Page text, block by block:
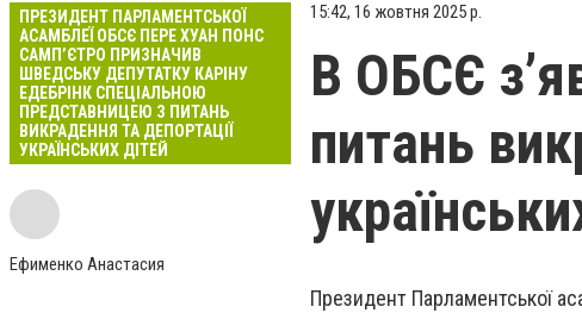
ПРЕЗИДЕНТ ПАРЛАМЕНТСЬКОЇ
АСАМБЛЕЇ ОБСЄ ПЕРЕ ХУАН ПОНС
САМП’ЄТРО ПРИЗНАЧИВ
ШВЕДСЬКУ ДЕПУТАТКУ КАРІНУ
ЕДЕБРІНК СПЕЦІАЛЬНОЮ
ПРЕДСТАВНИЦЕЮ З ПИТАНЬ
ВИКРАДЕННЯ ТА ДЕПОРТАЦІЇ
УКРАЇНСЬКИХ ДІТЕЙ
Ефименко Анастасия
15:42, 16 жовтня 2025 р.
В ОБСЄ
питань
Президент Парламентської